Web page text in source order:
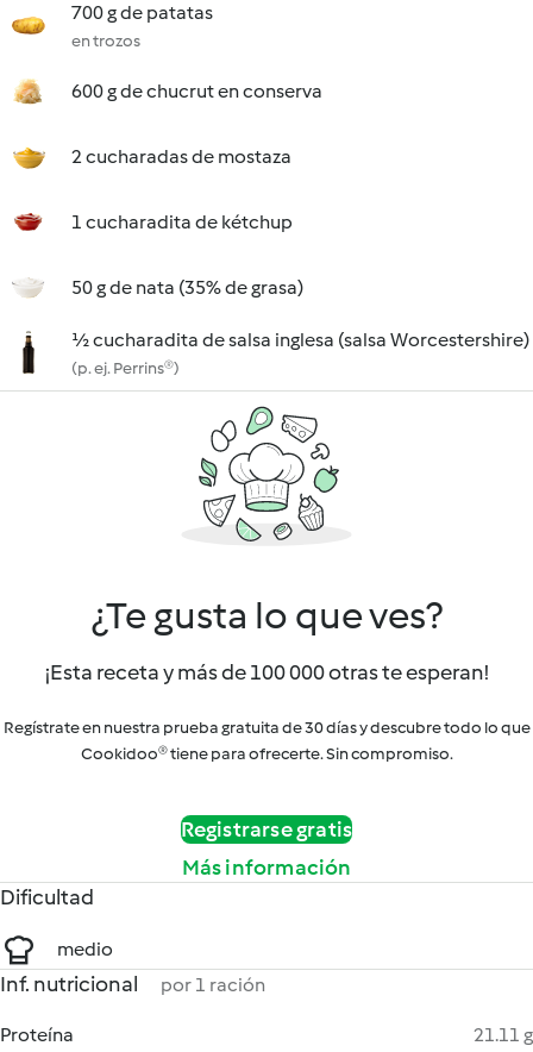
700 g de patatas
en trozos
600 g de chucrut en conserva
2 cucharadas de mostaza
1 cucharadita de kétchup
50 g de nata (35% de grasa)
½ cucharadita de salsa inglesa (salsa Worcestershire)
(p. ej. Perrins®)
¿Te gusta lo que ves?
¡Esta receta y más de 100 000 otras te esperan!
Regístrate en nuestra prueba gratuita de 30 días y descubre todo lo que
Cookidoo® tiene para ofrecerte. Sin compromiso.
Registrarse gratis
Más información
Dificultad
medio
Inf. nutricional por 1 ración
Proteína
21.11 g